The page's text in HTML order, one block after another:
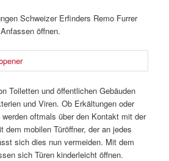
Schweizer Erfinders Remo Furrer
öffnen.
Toiletten und öffentlichen Gebäuden
und Viren. Ob Erkältungen oder
oftmals über den Kontakt mit der
dem mobilen Türöffner, der an jedes
sich dies nun vermeiden. Mit dem
sich Türen kinderleicht öffnen.